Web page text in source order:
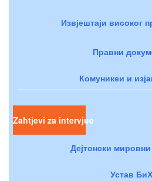
Извјештаји високог
Правни
Комуникеи и
Zahtjevi za intervjue
Дејтонски
Устав БиХ